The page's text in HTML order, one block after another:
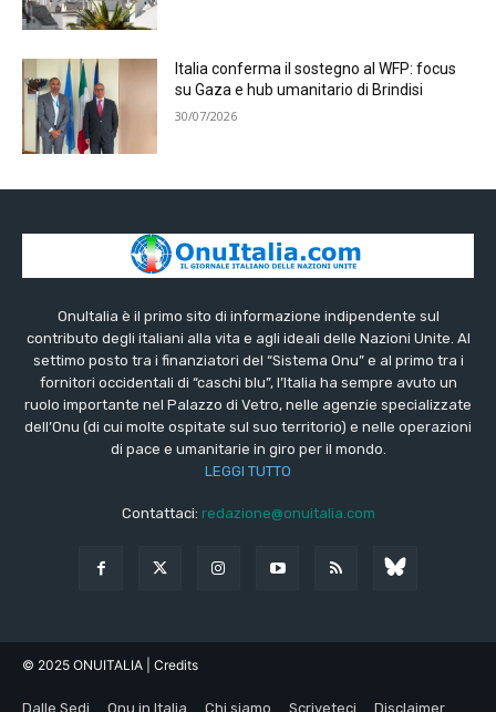
Italia conferma il sostegno al WFP: focus
su Gaza e hub umanitario di Brindisi
30/07/2026
OnuItalia è il primo sito di informazione indipendente sul
contributo degli italiani alla vita e agli ideali delle Nazioni Unite. Al
settimo posto tra i finanziatori del “Sistema Onu” e al primo tra i
fornitori occidentali di “caschi blu”, l’Italia ha sempre avuto un
ruolo importante nel Palazzo di Vetro, nelle agenzie specializzate
dell’Onu (di cui molte ospitate sul suo territorio) e nelle operazioni
di pace e umanitarie in giro per il mondo.
LEGGI TUTTO
Contattaci: redazione@onuitalia.com
© 2025 ONUITALIA | Credits
Dalle Sedi Onu in Italia Chi siamo Scriveteci Disclaimer